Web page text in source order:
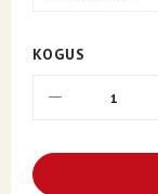
KOGUS